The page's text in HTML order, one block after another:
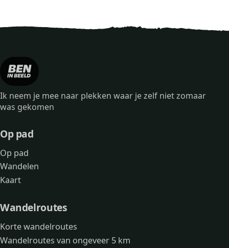
Ik neem je mee naar plekken waar je zelf niet zomaar
was gekomen
Op pad
Op pad
Wandelen
Kaart
Wandelroutes
Korte wandelroutes
Wandelroutes van ongeveer 5 km